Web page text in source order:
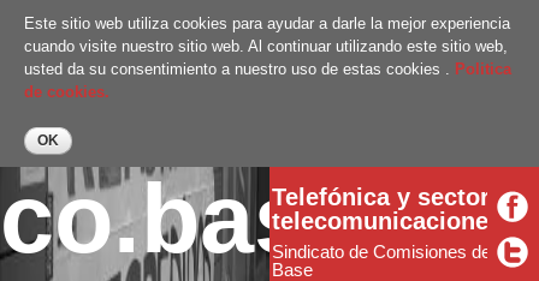
Pasar al
contenido
Este sitio web utiliza cookies para ayudar a darle la mejor experiencia
cuando visite nuestro sitio web. Al continuar utilizando este sitio web,
usted da su consentimiento a nuestro uso de estas cookies . Politica
de cookies.
co.basTelefónica y sector
telecomunicaciones
Sindicato de Comisiones de
Base